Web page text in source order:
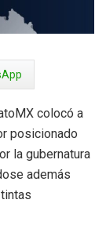
colocó a
posicionado
la gubernatura
además